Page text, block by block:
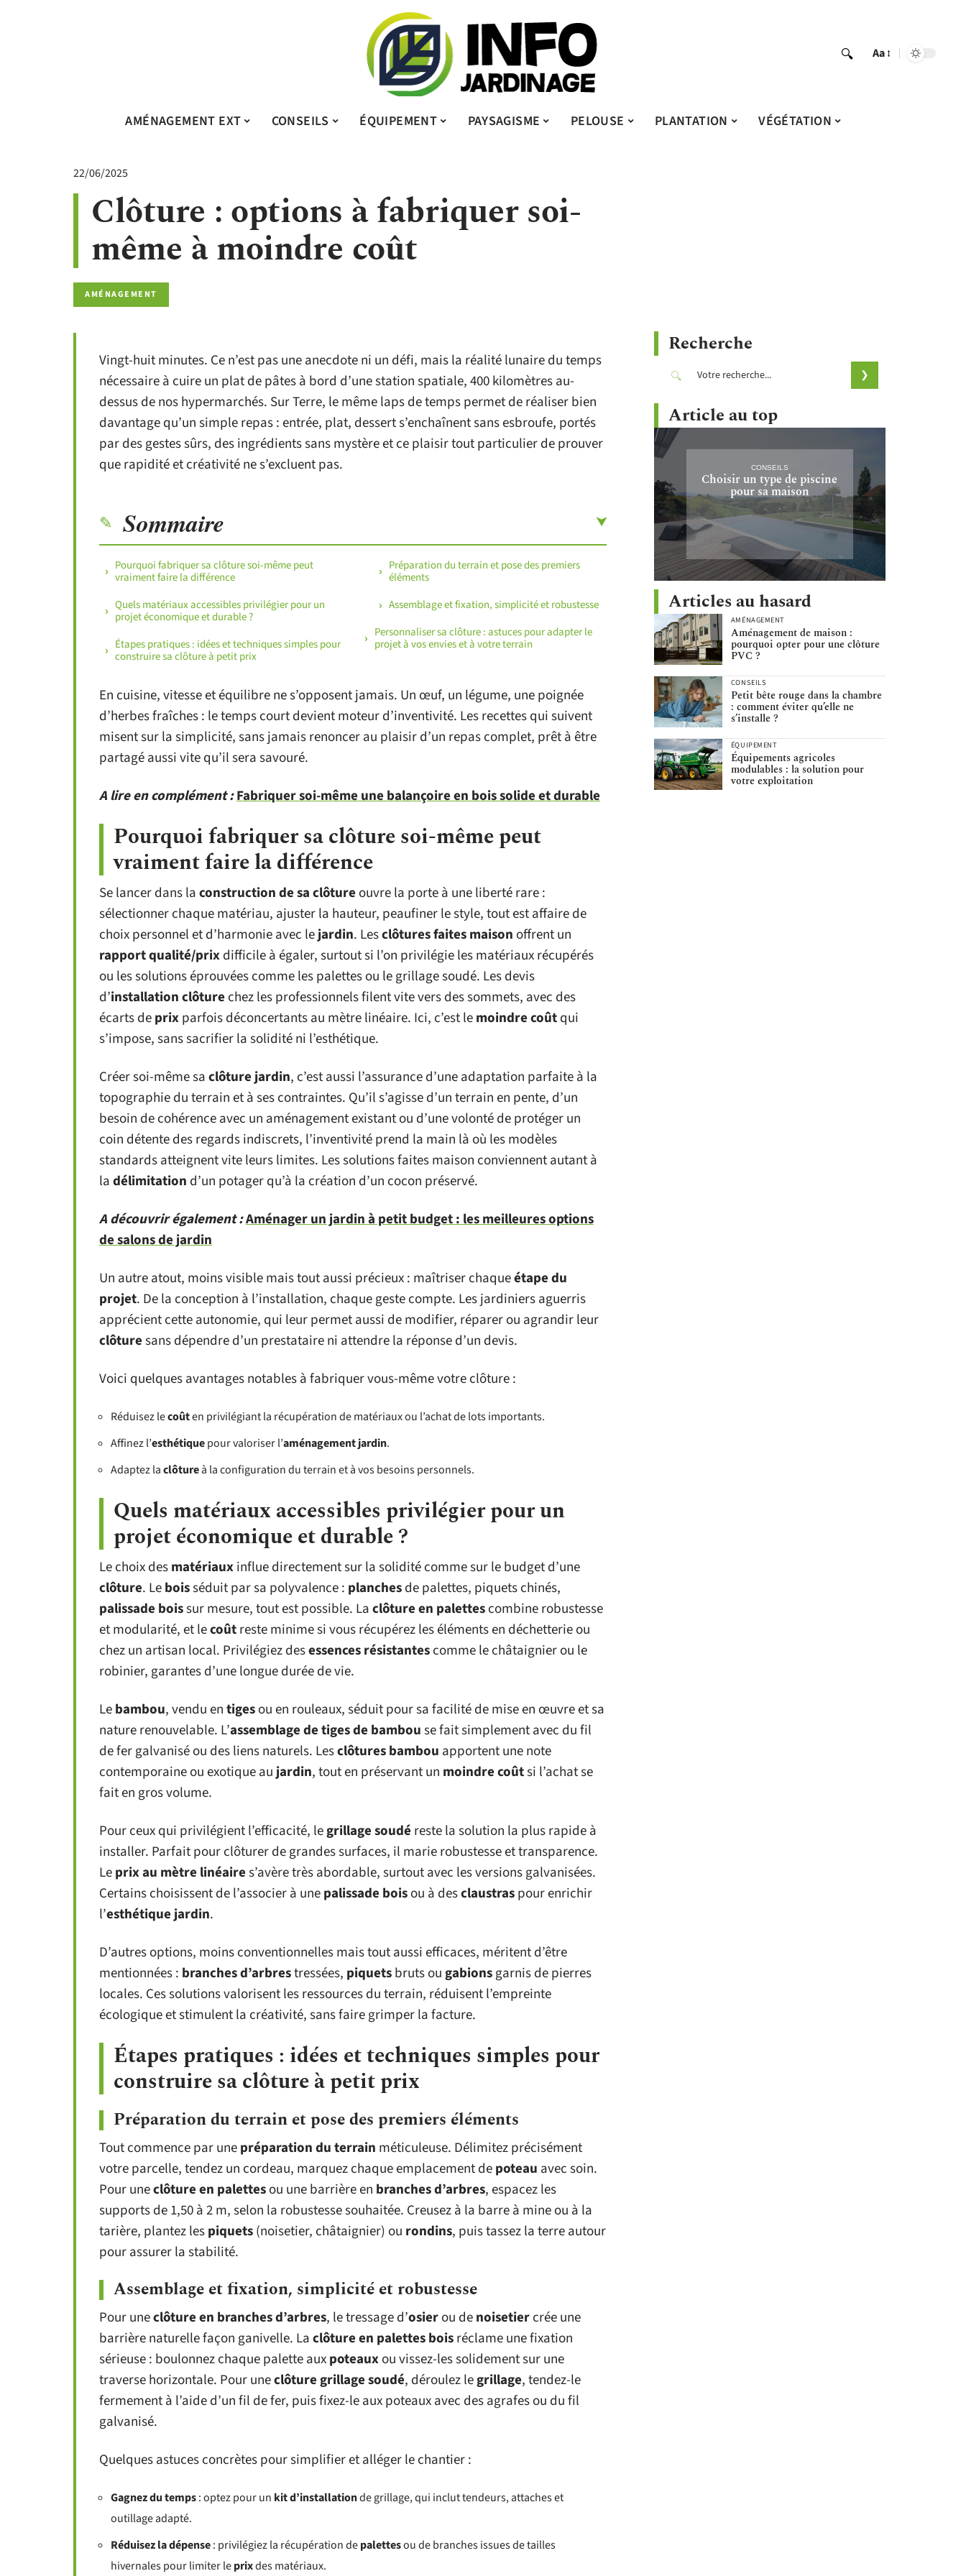
Aa
AMÉNAGEMENT EXT CONSEILS ÉQUIPEMENT PAYSAGISME PELOUSE PLANTATION VÉGÉTATION
22/06/2025
Clôture : options à fabriquer soi-
même à moindre coût
AMÉNAGEMENT
Vingt-huit minutes. Ce n’est pas une anecdote ni un défi, mais la réalité lunaire du temps
nécessaire à cuire un plat de pâtes à bord d’une station spatiale, 400 kilomètres au-
dessus de nos hypermarchés. Sur Terre, le même laps de temps permet de réaliser bien
davantage qu’un simple repas : entrée, plat, dessert s’enchaînent sans esbroufe, portés
par des gestes sûrs, des ingrédients sans mystère et ce plaisir tout particulier de prouver
que rapidité et créativité ne s’excluent pas.
Sommaire
Pourquoi fabriquer sa clôture soi-même peut
vraiment faire la différence
Quels matériaux accessibles privilégier pour un
projet économique et durable ?
Étapes pratiques : idées et techniques simples pour
construire sa clôture à petit prix
Préparation du terrain et pose des premiers
éléments
Assemblage et fixation, simplicité et robustesse
Personnaliser sa clôture : astuces pour adapter le
projet à vos envies et à votre terrain
En cuisine, vitesse et équilibre ne s’opposent jamais. Un œuf, un légume, une poignée
d’herbes fraîches : le temps court devient moteur d’inventivité. Les recettes qui suivent
misent sur la simplicité, sans jamais renoncer au plaisir d’un repas complet, prêt à être
partagé aussi vite qu’il sera savouré.
A lire en complément :Fabriquer soi-même une balançoire en bois solide et durable
Pourquoi fabriquer sa clôture soi-même peut
vraiment faire la différence
Se lancer dans laconstruction de sa clôture ouvre la porte à une liberté rare :
sélectionner chaque matériau, ajuster la hauteur, peaufiner le style, tout est affaire de
choix personnel et d’harmonie avec lejardin. Lesclôtures faites maison offrent un
rapport qualité/prixdifficile à égaler, surtout si l’on privilégie les matériaux récupérés
ou les solutions éprouvées comme les palettes ou le grillage soudé. Les devis
d’installation clôture chez les professionnels filent vite vers des sommets, avec des
écarts deprixparfois déconcertants au mètre linéaire. Ici, c’est lemoindre coûtqui
s’impose, sans sacrifier la solidité ni l’esthétique.
Créer soi-même saclôture jardin, c’est aussi l’assurance d’une adaptation parfaite à la
topographie du terrain et à ses contraintes. Qu’il s’agisse d’un terrain en pente, d’un
besoin de cohérence avec un aménagement existant ou d’une volonté de protéger un
coin détente des regards indiscrets, l’inventivité prend la main là où les modèles
standards atteignent vite leurs limites. Les solutions faites maison conviennent autant à
ladélimitation d’un potager qu’à la création d’un cocon préservé.
A découvrir également :Aménager un jardin à petit budget : les meilleures options
de salons de jardin
Un autre atout, moins visible mais tout aussi précieux : maîtriser chaqueétape du
projet. De la conception à l’installation, chaque geste compte. Les jardiniers aguerris
apprécient cette autonomie, qui leur permet aussi de modifier, réparer ou agrandir leur
clôturesans dépendre d’un prestataire ni attendre la réponse d’un devis.
Voici quelques avantages notables à fabriquer vous-même votre clôture :
Réduisez lecoûten privilégiant la récupération de matériaux ou l’achat de lots importants.
Affinez l’esthétiquepour valoriser l’aménagement jardin.
Adaptez laclôtureà la configuration du terrain et à vos besoins personnels.
Quels matériaux accessibles privilégier pour un
projet économique et durable ?
Le choix desmatériauxinflue directement sur la solidité comme sur le budget d’une
clôture. Leboisséduit par sa polyvalence : planchesde palettes, piquets chinés,
palissade boissur mesure, tout est possible. Laclôture en palettescombine robustesse
et modularité, et lecoûtreste minime si vous récupérez les éléments en déchetterie ou
chez un artisan local. Privilégiez desessences résistantescomme le châtaignier ou le
robinier, garantes d’une longue durée de vie.
Lebambou, vendu entigesou en rouleaux, séduit pour sa facilité de mise en œuvre et sa
nature renouvelable. L’assemblage de tiges de bambouse fait simplement avec du fil
de fer galvanisé ou des liens naturels. Lesclôtures bambou apportent une note
contemporaine ou exotique aujardin, tout en préservant un moindre coûtsi l’achat se
fait en gros volume.
Pour ceux qui privilégient l’efficacité, legrillage soudé reste la solution la plus rapide à
installer. Parfait pour clôturer de grandes surfaces, il marie robustesse et transparence.
Leprix au mètre linéaires’avère très abordable, surtout avec les versions galvanisées.
Certains choisissent de l’associer à unepalissade boisou à desclaustraspour enrichir
l’esthétique jardin.
D’autres options, moins conventionnelles mais tout aussi efficaces, méritent d’être
mentionnées : branches d’arbrestressées, piquetsbruts ougabionsgarnis de pierres
locales. Ces solutions valorisent les ressources du terrain, réduisent l’empreinte
écologique et stimulent la créativité, sans faire grimper la facture.
Étapes pratiques : idées et techniques simples pour
construire sa clôture à petit prix
Préparation du terrain et pose des premiers éléments
Tout commence par unepréparation du terrain méticuleuse. Délimitez précisément
votre parcelle, tendez un cordeau, marquez chaque emplacement depoteau avec soin.
Pour uneclôture en palettesou une barrière en branches d’arbres, espacez les
supports de 1,50 à 2 m, selon la robustesse souhaitée. Creusez à la barre à mine ou à la
tarière, plantez lespiquets(noisetier, châtaignier) ou rondins, puis tassez la terre autour
pour assurer la stabilité.
Assemblage et fixation, simplicité et robustesse
Pour uneclôture en branches d’arbres, le tressage d’osierou denoisetiercrée une
barrière naturelle façon ganivelle. Laclôture en palettes boisréclame une fixation
sérieuse : boulonnez chaque palette auxpoteauxou vissez-les solidement sur une
traverse horizontale. Pour uneclôture grillage soudé, déroulez legrillage, tendez-le
fermement à l’aide d’un fil de fer, puis fixez-le aux poteaux avec des agrafes ou du fil
galvanisé.
Quelques astuces concrètes pour simplifier et alléger le chantier :
Gagnez du temps: optez pour un kit d’installationde grillage, qui inclut tendeurs, attaches et
outillage adapté.
Réduisez la dépense: privilégiez la récupération depalettesou de branches issues de tailles
hivernales pour limiter leprixdes matériaux.
Recherche
Article au top
CONSEILS
Choisir un type de piscine
pour sa maison
Articles au hasard
AMÉNAGEMENT
Aménagement de maison :
pourquoi opter pour une clôture
PVC ?
CONSEILS
Petit bête rouge dans la chambre
: comment éviter qu’elle ne
s’installe ?
ÉQUIPEMENT
Équipements agricoles
modulables : la solution pour
votre exploitation